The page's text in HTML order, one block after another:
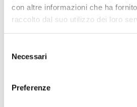
con altre informazioni che ha
raccolto dal suo utilizzo dei loro
delNecessari
Preferenze
18/07/2026
Il Trodica Calcio e
proprio progetto